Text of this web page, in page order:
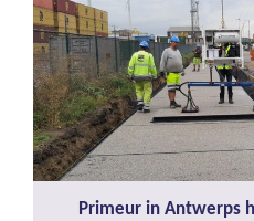
Primeur in Antwerps